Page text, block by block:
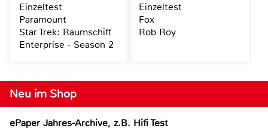
Neu im Shop
ePaper Jahres-Archive, z.B. Hifi Test
Einzeltest
Paramount
Star Trek: Raumschiff
Enterprise - Season 2
Einzeltest
Fox
Rob Roy